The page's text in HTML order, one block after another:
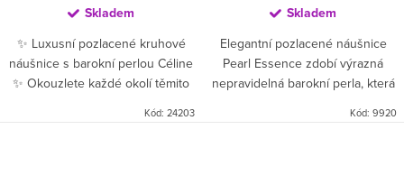
Skladem
✨ Luxusní pozlacené kruhové
náušnice s barokní perlou Céline
✨ Okouzlete každé okolí těmito
Kód: 24203
Skladem
Elegantní pozlacené náušnice
Pearl Essence zdobí výrazná
nepravidelná barokní perla, která
Kód: 9920